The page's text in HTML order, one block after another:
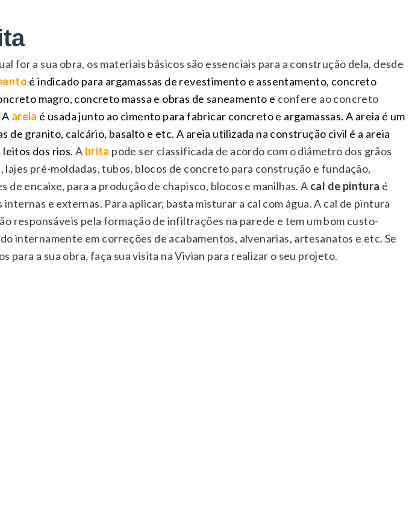
for a sua obra, os materiais básicos são essenciais para a construção dela, desde
é indicado para argamassas de revestimento e assentamento, concreto
magro, concreto massa e obras de saneamento e confere ao concreto
A areia é usada junto ao cimento para fabricar concreto e argamassas. A areia é um
granito, calcário, basalto e etc. A areia utilizada na construção civil é a areia
leitos dos rios.A brita pode ser classificada de acordo com o diâmetro dos grãos
lajes pré-moldadas, tubos, blocos de concreto para construção e fundação,
encaixe, para a produção de chapisco, blocos e manilhas. A cal de pintura é
e externas. Para aplicar, basta misturar a cal com água. A cal de pintura
responsáveis pela formação de infiltrações na parede e tem um bom custo-
internamente em correções de acabamentos, alvenarias, artesanatos e etc.Se
para a sua obra, faça sua visita na Vivian para realizar o seu projeto.